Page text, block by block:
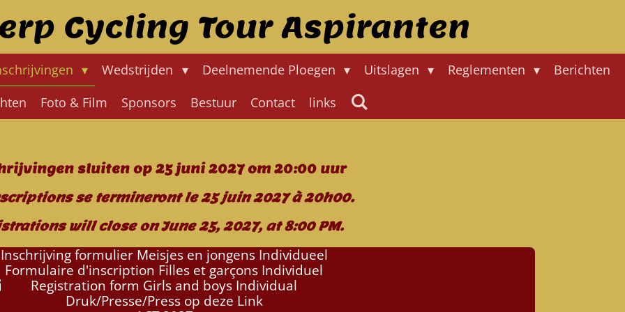
Cycling Tour Aspiranten
Wedstrijden Deelnemende Ploegen Uitslagen Reglementen
Berichten
Foto & Film Sponsors Bestuur Contact links
sluiten op 25 juni 2027 om 20:00 uur
se termineront le 25 juin 2027 à 20h00.
will close on June 25, 2027, at 8:00 PM.
Inschrijving formulier Meisjes en jongens Individueel
Formulaire d'inscription Filles et garçons Individuel
Registration form Girls and boys Individual
Druk/Presse/Press op deze Link